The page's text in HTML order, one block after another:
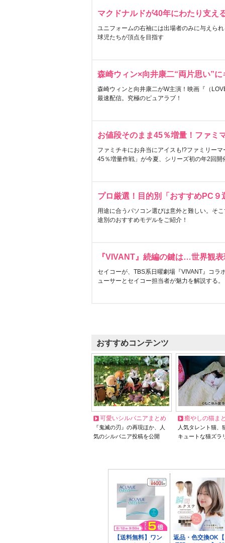
マクドナルドが40年にわたり支え
ユニフォームの右袖には出場者のみに与えら
球児たちが頂点を目指す
森崎ウィン×向井康二“両片思い”
森崎ウィンと向井康二がW主演！映画『（
最速配信。究極のピュアラブ！
お値段そのまま45％増量！ファミ
ファミチキにお弁当にアイスも!?ファミリー
45％増量作戦」が今夏、シリーズ初の年2回開
プロ厳選！目的別「おすすめPC９
用途に合うパソコン選びは意外と難しい。そ
途別のおすすめモデルをご紹介！
『VIVANT』続編の鍵は…世界観
セイコーが、TBS系日曜劇場『VIVANT』コラ
ューサーとセイコー担当者が魅力を解説する。
おすすめコンテンツ
可愛いシルバニアまとめ
『鬼滅の刃』の再現ほか、人
気のシルバニア投稿を公開
癒やしの猫ま
人気タレント猫
キュートな猫ズラ